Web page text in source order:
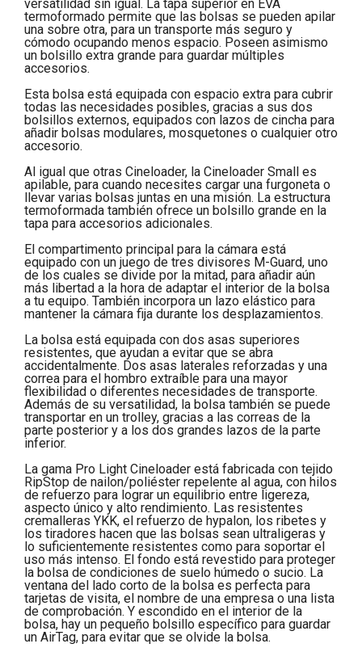
versatilidad sin igual. La tapa superior en EVA
termoformado permite que las bolsas se pueden apilar
una sobre otra, para un transporte más seguro y
cómodo ocupando menos espacio. Poseen asimismo
un bolsillo extra grande para guardar múltiples
accesorios.
Esta bolsa está equipada con espacio extra para cubrir
todas las necesidades posibles, gracias a sus dos
bolsillos externos, equipados con lazos de cincha para
añadir bolsas modulares, mosquetones o cualquier otro
accesorio.
Al igual que otras Cineloader, la Cineloader Small es
apilable, para cuando necesites cargar una furgoneta o
llevar varias bolsas juntas en una misión. La estructura
termoformada también ofrece un bolsillo grande en la
tapa para accesorios adicionales.
El compartimento principal para la cámara está
equipado con un juego de tres divisores M-Guard, uno
de los cuales se divide por la mitad, para añadir aún
más libertad a la hora de adaptar el interior de la bolsa
a tu equipo. También incorpora un lazo elástico para
mantener la cámara fija durante los desplazamientos.
La bolsa está equipada con dos asas superiores
resistentes, que ayudan a evitar que se abra
accidentalmente. Dos asas laterales reforzadas y una
correa para el hombro extraíble para una mayor
flexibilidad o diferentes necesidades de transporte.
Además de su versatilidad, la bolsa también se puede
transportar en un trolley, gracias a las correas de la
parte posterior y a los dos grandes lazos de la parte
inferior.
La gama Pro Light Cineloader está fabricada con tejido
RipStop de nailon/poliéster repelente al agua, con hilos
de refuerzo para lograr un equilibrio entre ligereza,
aspecto único y alto rendimiento. Las resistentes
cremalleras YKK, el refuerzo de hypalon, los ribetes y
los tiradores hacen que las bolsas sean ultraligeras y
lo suficientemente resistentes como para soportar el
uso más intenso. El fondo está revestido para proteger
la bolsa de condiciones de suelo húmedo o sucio. La
ventana del lado corto de la bolsa es perfecta para
tarjetas de visita, el nombre de una empresa o una lista
de comprobación. Y escondido en el interior de la
bolsa, hay un pequeño bolsillo específico para guardar
un AirTag, para evitar que se olvide la bolsa.